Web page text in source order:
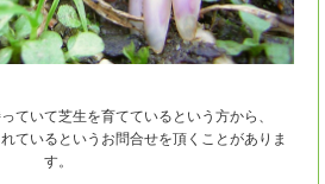
ていて芝生を育てているという方から、
ているというお問合せを頂くことがありま
す。